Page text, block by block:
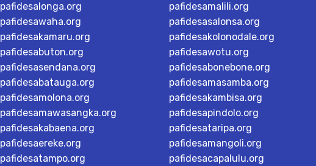
pafidesalonga.org
pafidesawaha.org
pafidesakamaru.org
pafidesabuton.org
pafidesasendana.org
pafidesabatauga.org
pafidesamolona.org
pafidesamawasangka.org
pafidesakabaena.org
pafidesaereke.org
pafidesatampo.org
pafidesamalili.org
pafidesasalonsa.org
pafidesakolonodale.org
pafidesawotu.org
pafidesabonebone.org
pafidesamasamba.org
pafidesakambisa.org
pafidesapindolo.org
pafidesataripa.org
pafidesamangoli.org
pafidesacapalulu.org